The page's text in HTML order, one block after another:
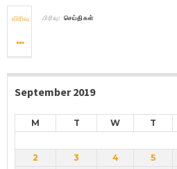
விரிவு பிரிவு: செய்திகள்
September 2019
M T W T
2
3 4 5